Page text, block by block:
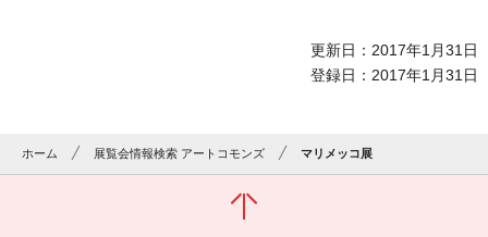
更新日：2017年1月31日
登録日：2017年1月31日
ホーム 展覧会情報検索 アートコモンズ マリメッコ展